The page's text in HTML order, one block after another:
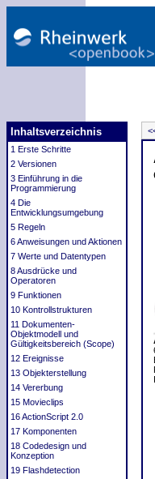
Inhaltsverzeichnis
1 Erste Schritte
2 Versionen
3 Einführung in die
Programmierung
4 Die
Entwicklungsumgebung
5 Regeln
6 Anweisungen und Aktionen
7 Werte und Datentypen
8 Ausdrücke und
Operatoren
9 Funktionen
10 Kontrollstrukturen
11 Dokumenten-
Objektmodell und
Gültigkeitsbereich (Scope)
12 Ereignisse
13 Objekterstellung
14 Vererbung
15 Movieclips
16 ActionScript 2.0
17 Komponenten
18 Codedesign und
Konzeption
19 Flashdetection